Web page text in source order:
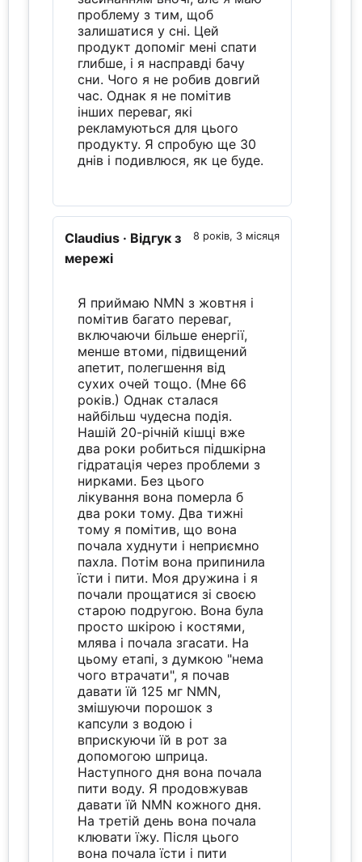
проблему з тим, щоб
залишатися у сні. Цей
продукт допоміг мені спати
глибше, і я насправді бачу
сни. Чого я не робив довгий
час. Однак я не помітив
інших переваг, які
рекламуються для цього
продукту. Я спробую ще 30
днів і подивлюся, як це буде.
8 років, 3 місяця
Claudius · Відгук з
мережі
Я приймаю NMN з жовтня і
помітив багато переваг,
включаючи більше енергії,
менше втоми, підвищений
апетит, полегшення від
сухих очей тощо. (Мне 66
років.) Однак сталася
найбільш чудесна подія.
Нашій 20-річній кішці вже
два роки робиться підшкірна
гідратація через проблеми з
нирками. Без цього
лікування вона померла б
два роки тому. Два тижні
тому я помітив, що вона
почала худнути і неприємно
пахла. Потім вона припинила
їсти і пити. Моя дружина і я
почали прощатися зі своєю
старою подругою. Вона була
просто шкірою і костями,
млява і почала згасати. На
цьому етапі, з думкою "нема
чого втрачати", я почав
давати їй 125 мг NMN,
змішуючи порошок з
капсули з водою і
вприскуючи їй в рот за
допомогою шприца.
Наступного дня вона почала
пити воду. Я продовжував
давати їй NMN кожного дня.
На третій день вона почала
клювати їжу. Після цього
вона почала їсти і пити